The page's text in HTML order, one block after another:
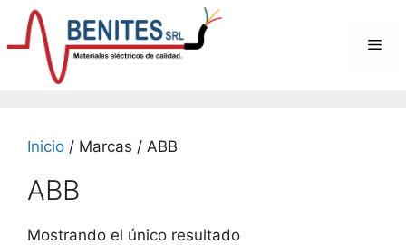
Saltar
contenido
Inicio / Marcas / ABB
ABB
Mostrando el único resultado